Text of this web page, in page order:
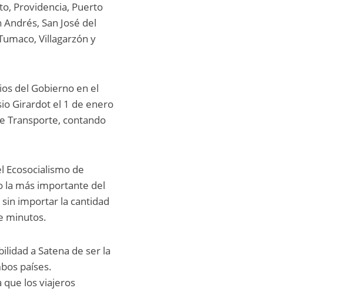
Providencia, Puerto
San José del
Villagarzón y
del Gobierno en el
Girardot el 1 de enero
Transporte, contando
Ecosocialismo de
la más importante del
importar la cantidad
minutos.
a Satena de ser la
países.
que los viajeros